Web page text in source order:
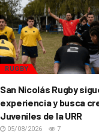
RUGBY
San Nicolás Rugby
experiencia y busca
Juveniles de la URR
05/08/2026 7